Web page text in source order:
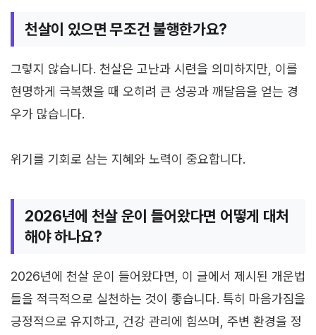
천살이 있으면 무조건 불행한가요?
그렇지 않습니다. 천살은 고난과 시련을 의미하지만, 이를
현명하게 극복했을 때 오히려 큰 성공과 깨달음을 얻는 경
우가 많습니다.
위기를 기회로 삼는 지혜와 노력이 중요합니다.
2026년에 천살 운이 들어왔다면 어떻게 대처
해야 하나요?
2026년에 천살 운이 들어왔다면, 이 글에서 제시된 개운법
들을 적극적으로 실천하는 것이 좋습니다. 특히 마음가짐을
긍정적으로 유지하고, 건강 관리에 힘쓰며, 주변 환경을 정